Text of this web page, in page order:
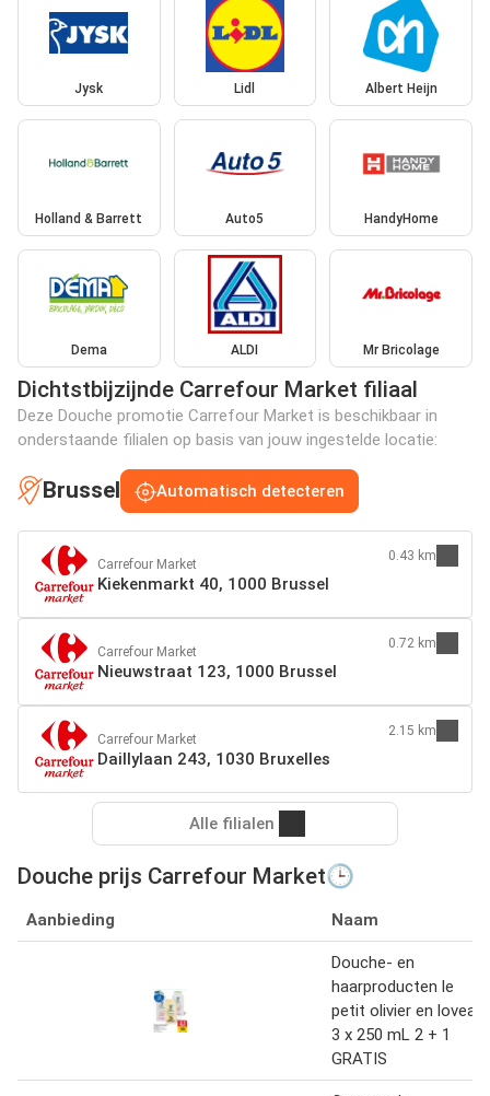
Jysk Lidl Albert Heijn
Holland & Barrett Auto5 HandyHome
Dema ALDI Mr Bricolage
Dichtstbijzijnde Carrefour Market filiaal
Deze Douche promotie Carrefour Market is beschikbaar in
onderstaande filialen op basis van jouw ingestelde locatie:
Brussel Automatisch detecteren
Carrefour Market
Kiekenmarkt 40, 1000 Brussel
0.43 km
Carrefour Market
Nieuwstraat 123, 1000 Brussel
0.72 km
Carrefour Market
Daillylaan 243, 1030 Bruxelles
2.15 km
Alle filialen
Douche prijs Carrefour Market🕒
Aanbieding Naam
Douche- en
haarproducten le
petit olivier en lovea
3 x 250 mL 2 + 1
GRATIS